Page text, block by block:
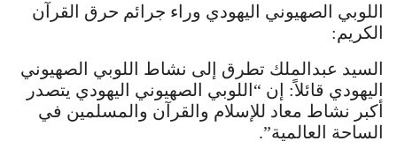
اللوبي الصهيوني اليهودي وراء جرائم حرق القرآن
الكريم:
السيد عبدالملك تطرق إلى نشاط اللوبي الصهيوني
اليهودي قائلاً: إن “اللوبي الصهيوني اليهودي يتصدر
أكبر نشاط معاد للإسلام والقرآن والمسلمين في
الساحة العالمية”.